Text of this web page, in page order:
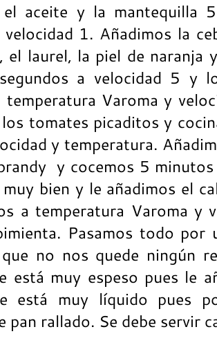
el aceite y la mantequilla
velocidad 1. Añadimos la
el laurel, la piel de
a velocidad 5 y
temperatura Varoma y
tomates picaditos y
y temperatura.
y cocemos 5
bien y le añadimos el
a temperatura Varoma y
Pasamos todo por
no nos quede ningún
está muy espeso pues le
está muy líquido pues
pan rallado. Se debe servir